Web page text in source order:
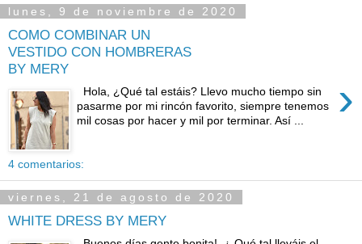
lunes, 9 de noviembre de 2020
COMO COMBINAR UN
VESTIDO CON HOMBRERAS
BY MERY
›
Hola, ¿Qué tal estáis? Llevo mucho tiempo sin
pasarme por mi rincón favorito, siempre tenemos
mil cosas por hacer y mil por terminar. Así ...
4 comentarios:
viernes, 21 de agosto de 2020
WHITE DRESS BY MERY